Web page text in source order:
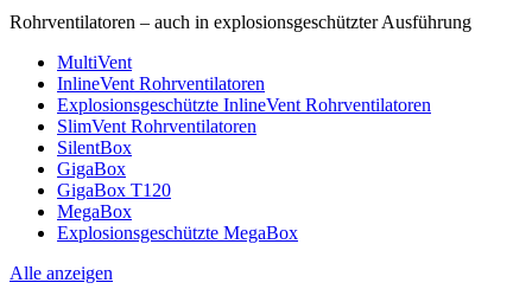
Rohrventilatoren – auch in explosionsgeschützter Ausführung
MultiVent
InlineVent Rohrventilatoren
Explosionsgeschützte InlineVent Rohrventilatoren
SlimVent Rohrventilatoren
SilentBox
GigaBox
GigaBox T120
MegaBox
Explosionsgeschützte MegaBox
Alle anzeigen